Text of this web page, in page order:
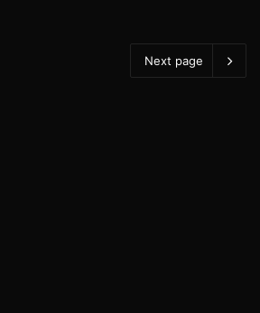
Next page